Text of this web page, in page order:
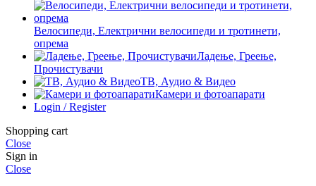
Велосипеди, Електрични велосипеди и тротинети,
опрема
Ладење, Греење,
Прочистувачи
ТВ, Аудио & Видео
Камери и фотоапарати
Login / Register
Shopping cart
Close
Sign in
Close